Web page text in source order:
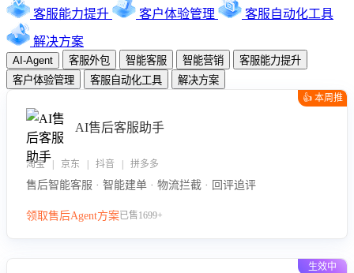
客服能力提升 客户体验管理 客服自动化工具
解决方案
AI-Agent 客服外包 智能客服 智能营销
客服能力提升
客户体验管理
客服自动化工具 解决方案
👍 本周推
AI售后客服助手
淘宝 | 京东 | 抖音 | 拼多多
售后智能客服 · 智能建单 · 物流拦截 · 回评追评
领取售后Agent方案已售1699+
生效中